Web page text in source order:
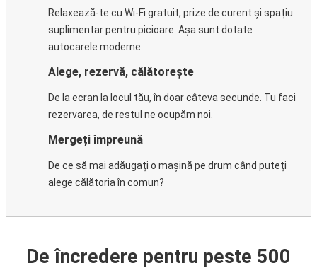
Relaxează-te cu Wi-Fi gratuit, prize de curent și spațiu
suplimentar pentru picioare. Așa sunt dotate
autocarele moderne.
Alege, rezervă, călătorește
De la ecran la locul tău, în doar câteva secunde. Tu faci
rezervarea, de restul ne ocupăm noi.
Mergeți împreună
De ce să mai adăugați o mașină pe drum când puteți
alege călătoria în comun?
De încredere pentru peste 500